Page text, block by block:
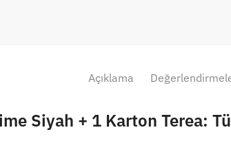
Açıklama
Siyah + 1 Karton Terea: